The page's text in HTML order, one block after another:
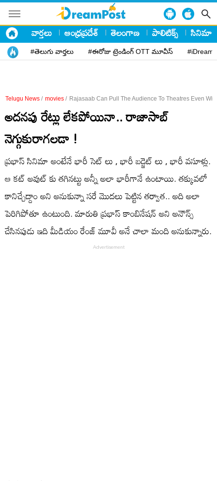
వార్తలు ఆంధ్రప్రదేశ్ తెలంగాణ పాలిటిక్స్ సినిమా
#తెలుగు వార్తలు #ఈరోజు ట్రెండింగ్ OTT మూవీస్
Telugu News / movies / Rajasaab Can Pull The Audience To Theatres Even
అదనపు రేట్లు లేకపోయినా.. రాజాసాబ్
నెగ్గుకురాగలడా !
ప్రభాస్ సినిమా అంటేనే భారీ సెట్ లు , భారీ బడ్జెట్ లు , భారీ వసూళ్లు.
ఆ కట్ అవుట్ కు తగినట్టు అన్నీ అలా భారీగానే ఉంటాయి. తక్కువలో
కానిచ్చేద్దాం అని అనుకున్నా సరే మొదలు పెట్టిన తర్వాత.. అది అలా
పెరిగిపోతూ ఉంటుంది. మారుతి ప్రభాస్ కాంబినేషన్ అని అనౌన్స్
చేసినపుడు ఇది మీడియం రేంజ్ మూవీ అనే చాలా మంది అనుకున్నారు.